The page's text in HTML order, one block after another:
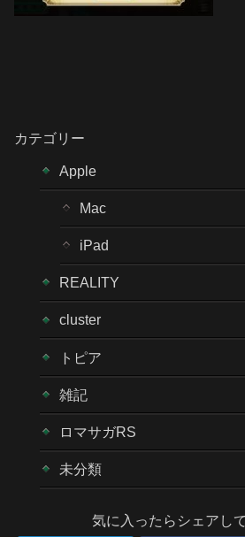
カテゴリー
Apple
Mac
iPad
REALITY
cluster
トピア
雑記
ロマサガRS
未分類
気に入ったらシェアし